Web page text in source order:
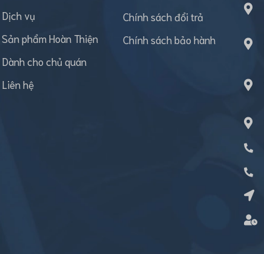
Dịch vụ
Sản phẩm Hoàn Thiện
Dành cho chủ quán
Liên hệ
Chính sách đổi trả
Chính sách bảo hành